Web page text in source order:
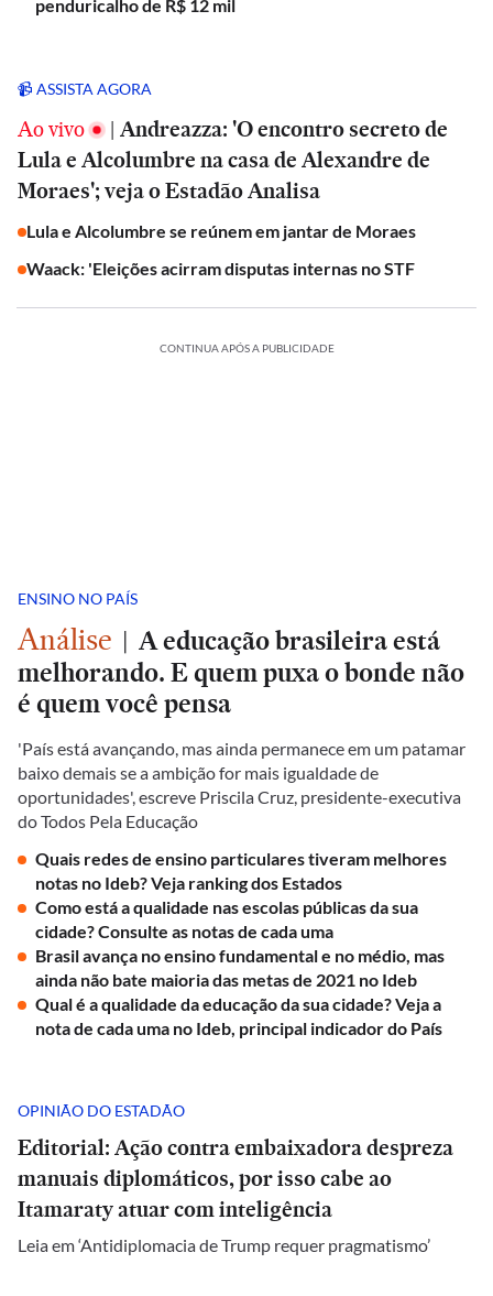
penduricalho de R$ 12 mil
📹 ASSISTA AGORA
Ao vivo | Andreazza: 'O encontro secreto de
Lula e Alcolumbre na casa de Alexandre de
Moraes'; veja o Estadão Analisa
Lula e Alcolumbre se reúnem em jantar de Moraes
Waack: 'Eleições acirram disputas internas no STF
CONTINUA APÓS A PUBLICIDADE
ENSINO NO PAÍS
Análise | A educação brasileira está
melhorando. E quem puxa o bonde não
é quem você pensa
'País está avançando, mas ainda permanece em um patamar
baixo demais se a ambição for mais igualdade de
oportunidades', escreve Priscila Cruz, presidente-executiva
do Todos Pela Educação
Quais redes de ensino particulares tiveram melhores
notas no Ideb? Veja ranking dos Estados
Como está a qualidade nas escolas públicas da sua
cidade? Consulte as notas de cada uma
Brasil avança no ensino fundamental e no médio, mas
ainda não bate maioria das metas de 2021 no Ideb
Qual é a qualidade da educação da sua cidade? Veja a
nota de cada uma no Ideb, principal indicador do País
OPINIÃO DO ESTADÃO
Editorial: Ação contra embaixadora despreza
manuais diplomáticos, por isso cabe ao
Itamaraty atuar com inteligência
Leia em ‘Antidiplomacia de Trump requer pragmatismo’